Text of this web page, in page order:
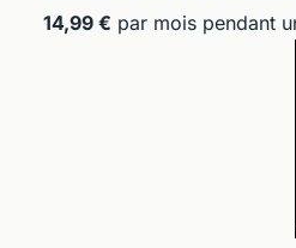
14,99 € par mois pendant